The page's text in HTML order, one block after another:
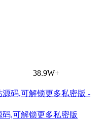
38.9W+
,可解锁更多私密版